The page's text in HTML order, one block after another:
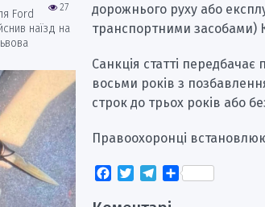
дорожнього руху або
транспортними засобами)
Санкція статті
восьми років з
строк до трьох років або
Правоохоронці
Facebook
TwitterTelegram
Поділитися
27
Ford
наїзд на